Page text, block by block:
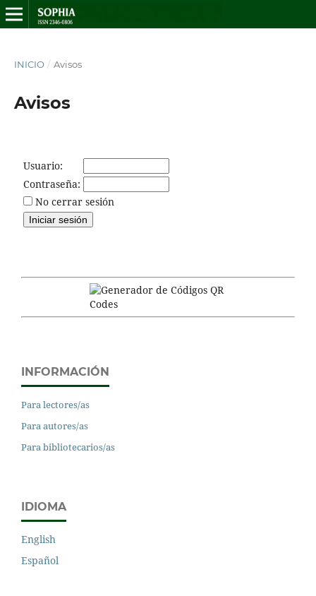
INICIO / Avisos
Avisos
Usuario:
Contraseña:
No cerrar sesión
INFORMACIÓN
Para lectores/as
Para autores/as
Para bibliotecarios/as
IDIOMA
English
Español